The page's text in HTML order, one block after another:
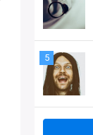
5